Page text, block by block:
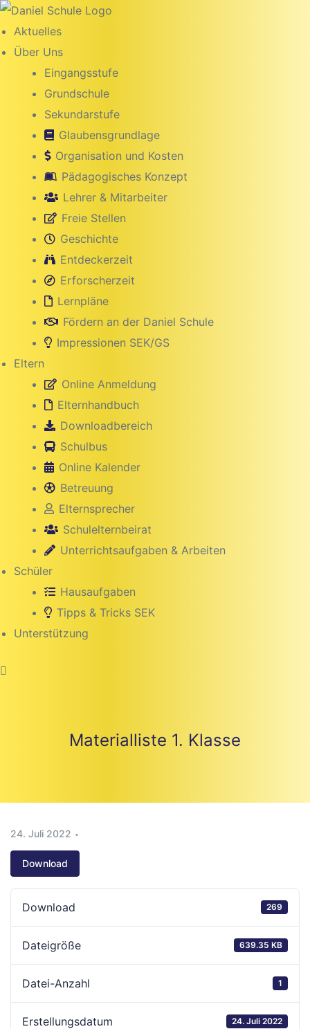
Aktuelles
Über Uns
Eingangsstufe
Grundschule
Sekundarstufe
Glaubensgrundlage
Organisation und Kosten
Pädagogisches Konzept
Lehrer & Mitarbeiter
Freie Stellen
Geschichte
Entdeckerzeit
Erforscherzeit
Lernpläne
Fördern an der Daniel Schule
Impressionen SEK/GS
Eltern
Online Anmeldung
Elternhandbuch
Downloadbereich
Schulbus
Online Kalender
Betreuung
Elternsprecher
Schulelternbeirat
Unterrichtsaufgaben & Arbeiten
Schüler
Hausaufgaben
Tipps & Tricks SEK
Unterstützung
Materialliste 1. Klasse
24. Juli 2022
Download
Download 269
Dateigröße 639.35 KB
Datei-Anzahl 1
Erstellungsdatum 24. Juli 2022